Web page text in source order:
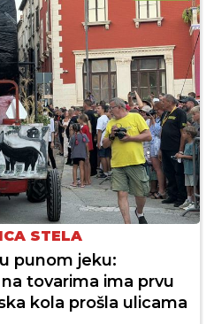
STELA
punom jeku:
tovarima ima prvu
kola prošla ulicama